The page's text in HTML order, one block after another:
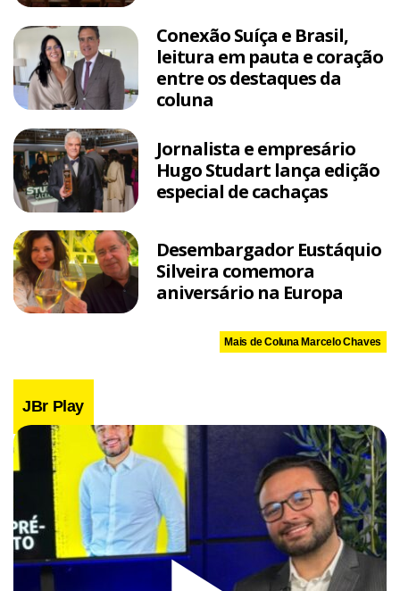
Conexão Suíça e Brasil,
leitura em pauta e coração
entre os destaques da
coluna
Jornalista e empresário
Hugo Studart lança edição
especial de cachaças
Desembargador Eustáquio
Silveira comemora
aniversário na Europa
Mais de Coluna Marcelo Chaves
JBr Play